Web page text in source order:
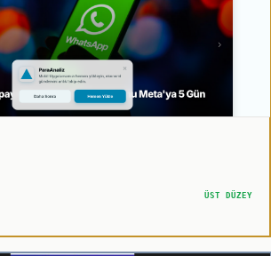
ÜST DÜZEY